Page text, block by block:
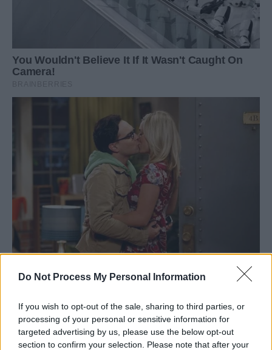
Do Not Process My Personal Information
If you wish to opt-out of the sale, sharing to third parties, or
processing of your personal or sensitive information for
targeted advertising by us, please use the below opt-out
section to confirm your selection. Please note that after your